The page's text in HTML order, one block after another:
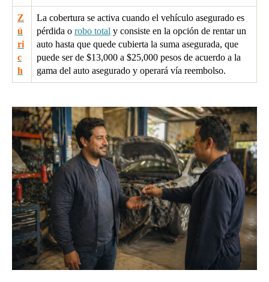
Z
ú
ri
c
h
La cobertura se activa cuando el vehículo asegurado es
pérdida o robo total y consiste en la opción de rentar un
auto hasta que quede cubierta la suma asegurada, que
puede ser de $13,000 a $25,000 pesos de acuerdo a la
gama del auto asegurado y operará vía reembolso.